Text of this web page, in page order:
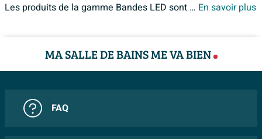
Les produits de la gamme Bandes LED sont disponibles chez Sawiday. Si vous ne retrouveriez pas les produits de la gamme Bandes LED en ligne, En savoir plus
MA SALLE DE BAINS ME VA BIEN
FAQ